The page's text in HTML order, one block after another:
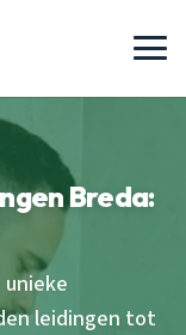
Breda:
leidingen tot